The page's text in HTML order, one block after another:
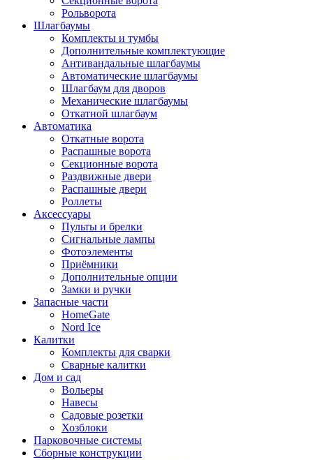
Рольворота
Шлагбаумы
Комплекты и тумбы
Дополнительные комплектующие
Антивандальные шлагбаумы
Автоматические шлагбаумы
Шлагбаум для дворов
Механические шлагбаумы
Откатной шлагбаум
Автоматика
Откатные ворота
Распашные ворота
Секционные ворота
Раздвижные двери
Распашные двери
Роллеты
Аксессуары
Пульты и брелки
Сигнальные лампы
Фотоэлементы
Приёмники
Дополнительные опции
Замки и ручки
Запасные части
HomeGate
Nord Ice
Калитки
Комплекты для сварки
Сварные калитки
Дом и сад
Вольеры
Навесы
Садовые розетки
Хозблоки
Парковочные системы
Сборные конструкции